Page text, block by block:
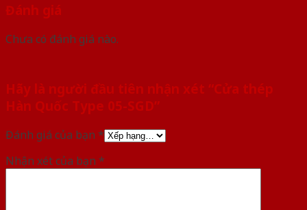
Đánh giá
Chưa có đánh giá nào.
Hãy là người đầu tiên nhận xét “Cửa thép
Hàn Quốc Type 05-SGD”
Đánh giá của bạn *
Nhận xét của bạn *